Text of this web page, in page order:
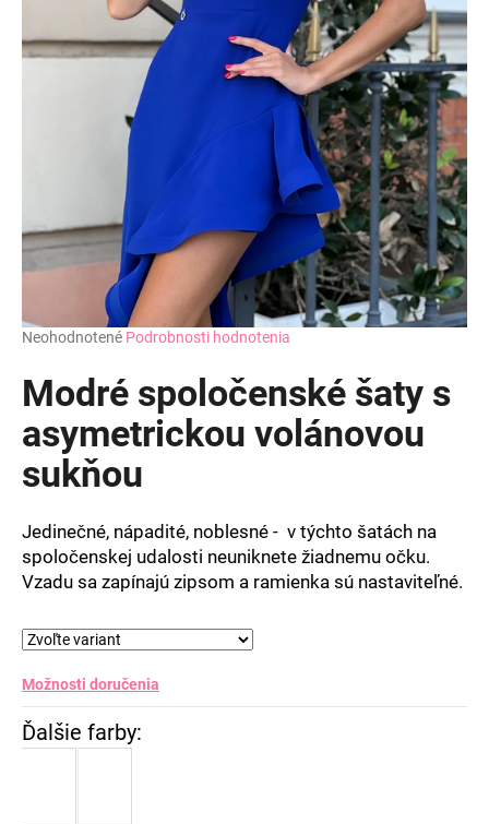
Priemerné
produktu
je
z
hviezdičiek.
Neohodnotené Podrobnosti hodnotenia
Modré spoločenské šaty s
asymetrickou volánovou
sukňou
Jedinečné, nápadité, noblesné - v týchto šatách na
spoločenskej udalosti neuniknete žiadnemu očku.
Vzadu sa zapínajú zipsom a ramienka sú nastaviteľné.
Možnosti doručenia